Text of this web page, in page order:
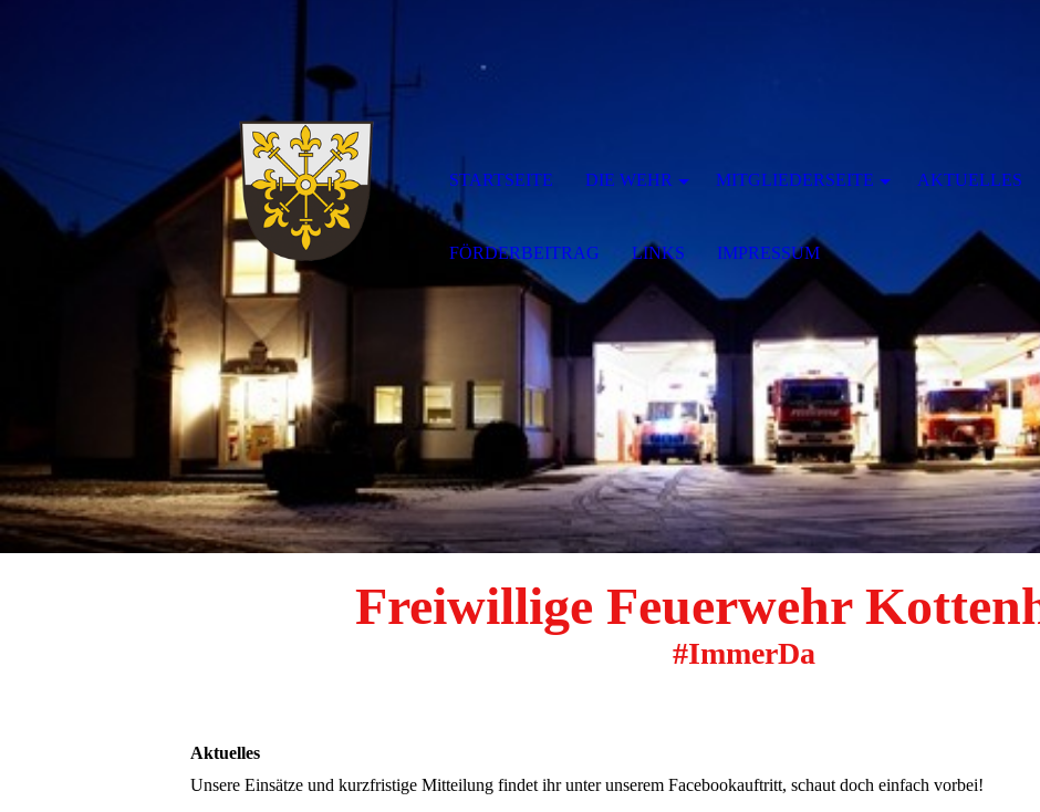
Freiwillige Feuerwehr
#ImmerDa
Aktuelles
Unsere Einsätze und kurzfristige Mitteilung findet ihr unter unserem Facebookauftritt, schaut doch einfach vorbei!
STARTSEITE DIE WEHR MITGLIEDERSEITE AKTUELLES
FÖRDERBEITRAG LINKS IMPRESSUM